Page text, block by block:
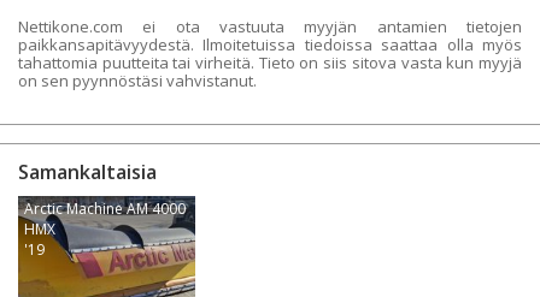
Nettikone.com ei ota vastuuta myyjän antamien tietojen
paikkansapitävyydestä. Ilmoitetuissa tiedoissa saattaa olla myös
tahattomia puutteita tai virheitä. Tieto on siis sitova vasta kun myyjä
on sen pyynnöstäsi vahvistanut.
Samankaltaisia
Arctic Machine AM 4000
HMX
'19